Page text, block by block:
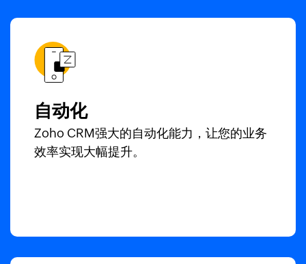
自动化
Zoho CRM强大的自动化能力，让您的业务
效率实现大幅提升。